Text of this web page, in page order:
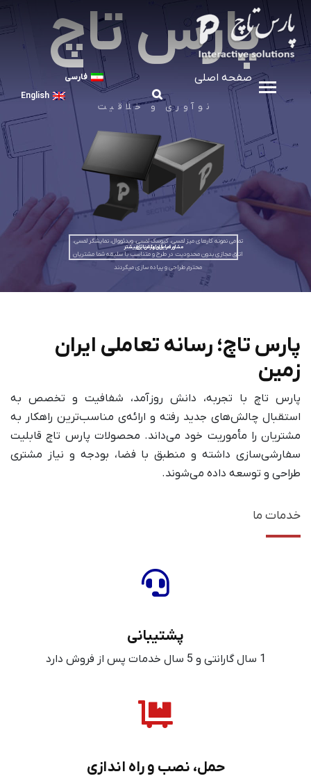
صفحه اصلی
فارسی
English
پارس تاچ
تماس با پارس تاچ
تمامی نمونه کارهای میز لمسی، کیوسک لمسی، ویدئووال، نمایشگر لمسی،
اتاق مجازی بدون محدودیت در طرح و متناسب با سلیقه شما مشتریان
محترم طراحی و پیاده سازی میگردند
نوآوری و خلاقیت
مشاوره رایگان و آشنایی بیشتر
پارس تاچ؛ رسانه تعاملی ایران
زمین
پارس ‌تاچ با تجربه، دانش روزآمد، شفافیت و تخصص به
استقبال چالش‌های جدید رفته و ارائه‌ی مناسب‌ترین راهکار به
مشتریان را مأموریت خود می‌داند. محصولات پارس‌ تاچ قابلیت
سفارشی‌سازی داشته و منطبق با فضا، بودجه و نیاز مشتری
طراحی و توسعه داده می‌شوند.
خدمات ما
پشتیبانی
1 سال گارانتی و 5 سال خدمات پس از فروش دارد
حمل، نصب و راه اندازی